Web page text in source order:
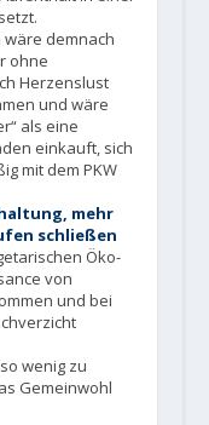
demnach
ohne
Herzenslust
und wäre
als eine
einkauft, sich
mit dem PKW
mehr
schließen
Öko-
von
und bei
wenig zu
Gemeinwohl